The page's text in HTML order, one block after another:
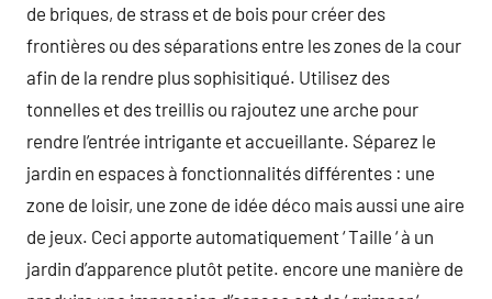
de briques, de strass et de bois pour créer des
frontières ou des séparations entre les zones de la cour
afin de la rendre plus sophisitiqué. Utilisez des
tonnelles et des treillis ou rajoutez une arche pour
rendre l’entrée intrigante et accueillante. Séparez le
jardin en espaces à fonctionnalités différentes : une
zone de loisir, une zone de idée déco mais aussi une aire
de jeux. Ceci apporte automatiquement ‘ Taille ‘ à un
jardin d’apparence plutôt petite. encore une manière de